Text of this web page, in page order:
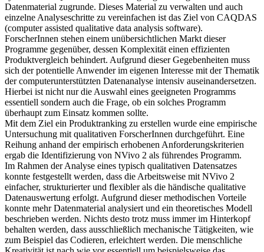
systematisch. Qualitativer Forschung liegt umfangreiches
Datenmaterial zugrunde. Dieses Material zu verwalten und auch
einzelne Analyseschritte zu vereinfachen ist das Ziel von CAQDAS
(computer assisted qualitative data analysis software).
ForscherInnen stehen einem unübersichtlichen Markt dieser
Programme gegenüber, dessen Komplexität einen effizienten
Produktvergleich behindert. Aufgrund dieser Gegebenheiten muss
sich der potentielle Anwender im eigenen Interesse mit der Thematik
der computerunterstützten Datenanalyse intensiv auseinandersetzen.
Hierbei ist nicht nur die Auswahl eines geeigneten Programms
essentiell sondern auch die Frage, ob ein solches Programm
überhaupt zum Einsatz kommen sollte.
Mit dem Ziel ein Produktranking zu erstellen wurde eine empirische
Untersuchung mit qualitativen ForscherInnen durchgeführt. Eine
Reihung anhand der empirisch erhobenen Anforderungskriterien
ergab die Identifizierung von NVivo 2 als führendes Programm.
Im Rahmen der Analyse eines typisch qualitativen Datensatzes
konnte festgestellt werden, dass die Arbeitsweise mit NVivo 2
einfacher, strukturierter und flexibler als die händische qualitative
Datenauswertung erfolgt. Aufgrund dieser methodischen Vorteile
konnte mehr Datenmaterial analysiert und ein theoretisches Modell
beschrieben werden. Nichts desto trotz muss immer im Hinterkopf
behalten werden, dass ausschließlich mechanische Tätigkeiten, wie